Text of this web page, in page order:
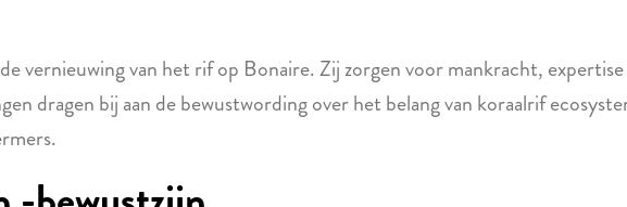
vernieuwing van het rif op Bonaire. Zij zorgen voor mankracht,
dragen bij aan de bewustwording over het belang van koraalrif